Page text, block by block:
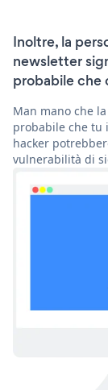
Inoltre, la
newsletter
probabile che
Man mano che
probabile che tu
hacker
vulnerabilità di